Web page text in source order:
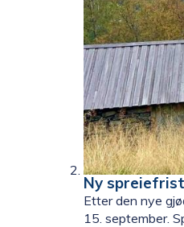
Ny
Etter den nye
15. september.